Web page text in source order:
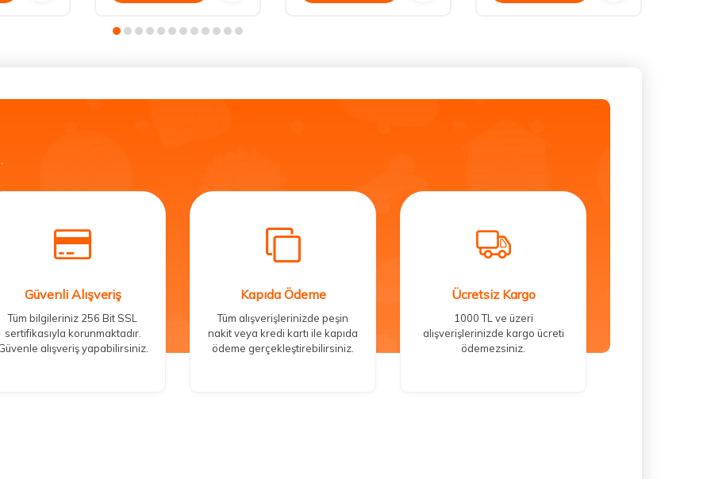
Güvenli Alışveriş
Tüm bilgileriniz 256 Bit SSL
sertifikasıyla korunmaktadır.
alışveriş yapabilirsiniz.
Kapıda Ödeme
Tüm alışverişlerinizde peşin
nakit veya kredi kartı ile kapıda
ödeme gerçekleştirebilirsiniz.
Ücretsiz Kargo
1000 TL ve üzeri
alışverişlerinizde kargo ücreti
ödemezsiniz.